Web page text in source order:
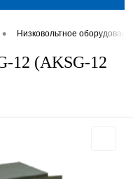
• Низковольтное
12 (AKSG-12